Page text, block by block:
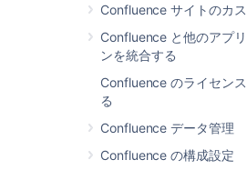
Confluence サイトのカ
Confluence と他のアプ
ンを統合する
Confluence のライセン
る
Confluence データ管理
Confluence の構成設定
JMX エクスポーターを設定
エクスポーターの役割は、
って Prometheus に適した形
です。また、Prometheus の接
JMX エクスポーターの詳細を
Prometheus を使用しない場合